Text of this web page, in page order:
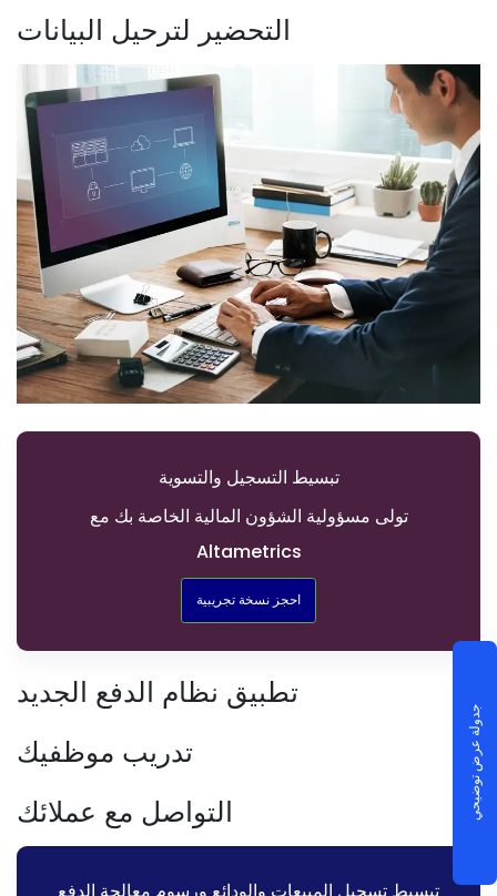
التحضير لترحيل البيانات
تبسيط التسجيل والتسوية
تولى مسؤولية الشؤون المالية الخاصة بك مع
Altametrics
احجز نسخة تجريبية
تطبيق نظام الدفع الجديد
تدريب موظفيك
التواصل مع عملائك
جدولة عرض توضيحي